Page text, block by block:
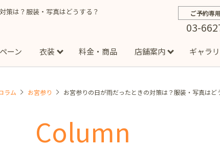
策は？服装・写真はどうする？ ご予約専
03-
成人式フォト マタニティフォト
ーン 衣装
着物(男の子) 1/2成人式着物(女の子)
ォーマル衣装(男の子) 祝い着 女の子用衣装
料金・商品 店舗案内
吉祥寺店
ギャラ
ラム お宮参り お宮参りの日が雨だったときの対策は？服装・写真はど
Column